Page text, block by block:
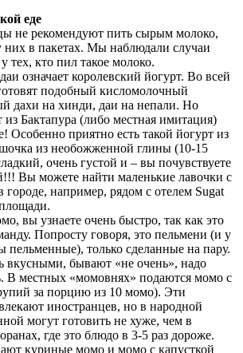
еде
не рекомендуют пить сырым молоко,
них в пакетах. Мы наблюдали случаи
тех, кто пил такое молоко.
означает королевский йогурт. Во всей
подобный кисломолочный
дахи на хинди, даи на непали. Но
из Бактапура (либо местная имитация)
Особенно приятно есть такой йогурт из
из необожженной глины (10-15
очень густой и – вы почувствуете
Вы можете найти маленькие лавочки с
например, рядом с отелем Sugat
вы узнаете очень быстро, так как это
Попросту говоря, это пельмени (и у
пельменные), только сделанные на пару.
бывают «не очень», надо
В местных «момовнях» подаются момо с
за порцию из 10 момо). Эти
иностранцев, но в народной
могут готовить не хуже, чем в
где это блюдо в 3-5 раз дороже.
куриные момо и момо с капусткой